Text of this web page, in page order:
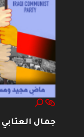
جمال العتابي